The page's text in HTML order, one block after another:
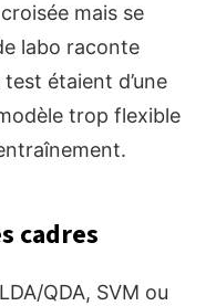
mais se
labo raconte
étaient d’une
trop flexible
cadres
QDA, SVM ou